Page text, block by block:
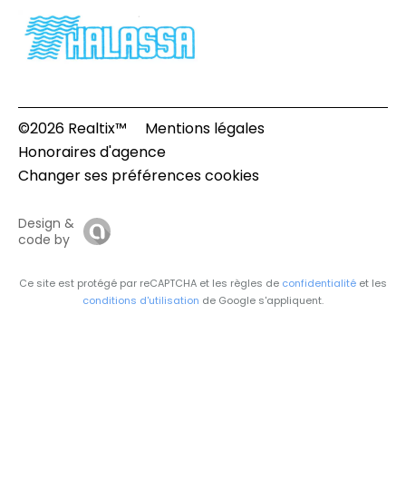
©2026 Realtix™
Mentions légales
Honoraires d'agence
Changer ses préférences cookies
Design &
code by
Ce site est protégé par reCAPTCHA et les règles de confidentialité et les
conditions d'utilisation de Google s'appliquent.